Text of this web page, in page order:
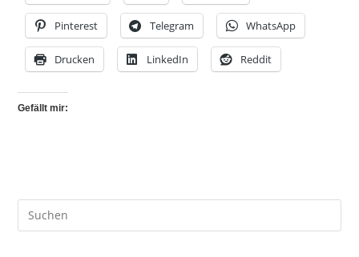
Pinterest Telegram WhatsApp
Drucken LinkedIn Reddit
Gefällt mir: